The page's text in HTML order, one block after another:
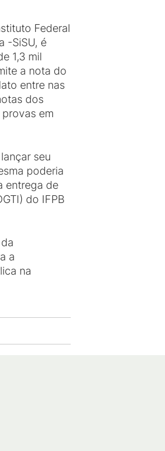
Federal
-SiSU, é
1,3 mil
a nota do
entre nas
dos
em
seu
poderia
entrega de
do IFPB
a
na